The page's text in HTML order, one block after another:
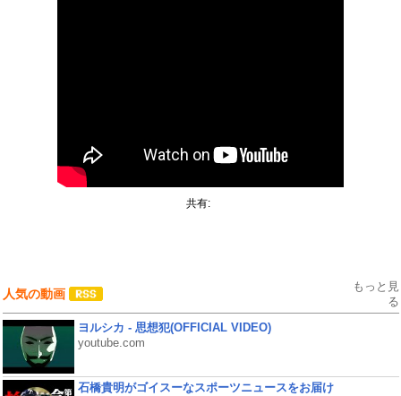
共有:
人気の動画
もっと見
る
ヨルシカ - 思想犯(OFFICIAL VIDEO)
youtube.com
石橋貴明がゴイスーなスポーツニュースをお届け